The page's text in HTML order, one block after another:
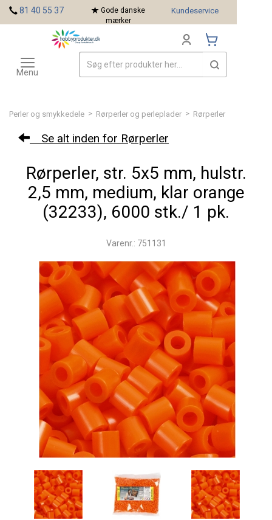
Perler og smykkedele > Rørperler og perleplader > Rørperler
Se alt inden for Rørperler
Rørperler, str. 5x5 mm, hulstr.
2,5 mm, medium, klar orange
(32233), 6000 stk./ 1 pk.
Varenr.: 751131
81 40 55 37
Gode danske
mærker
Kundeservice
Toggle
navigation
Menu
Mærker